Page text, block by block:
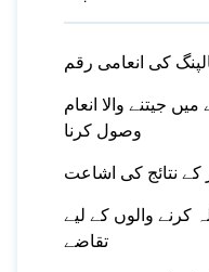
کی انعامی رقم
جیتنے والا انعام
وصول کرنا
کے نتائج کی اشاعت
کرنے والوں کے لیے
تقاضے